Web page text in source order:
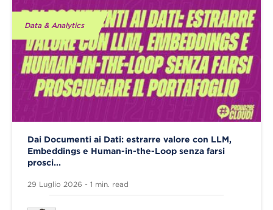
Data & Analytics
Dai Documenti ai Dati: estrarre valore con LLM,
Embeddings e Human-in-the-Loop senza farsi
prosci...
29 Luglio 2026 - 1 min. read